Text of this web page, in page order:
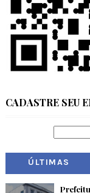
CADASTRE SEU
ÚLTIMAS